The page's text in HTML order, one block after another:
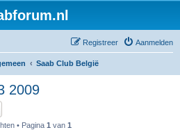
Aanmelden
Registreer
Saab Club België
2009
• Pagina 1 van 1